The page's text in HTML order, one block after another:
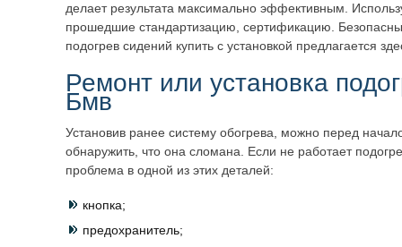
делает результата максимально эффективным.
прошедшие стандартизацию, сертификацию.
подогрев сидений купить с установкой предлагается
Ремонт или установка
Бмв
Установив ранее систему обогрева, можно перед
обнаружить, что она сломана. Если не работает
проблема в одной из этих деталей:
кнопка;
предохранитель;